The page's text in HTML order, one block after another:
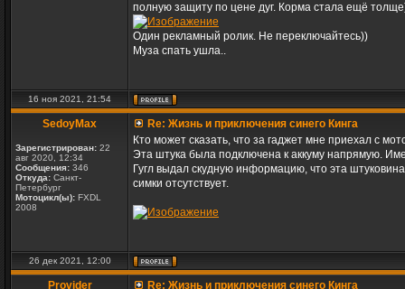
полную защиту по цене дуг. Корма стала ещё
Один рекламный ролик. Не переключайтесь))
Муза спать ушла..
16 ноя 2021, 21:54
SedoyMax
Зарегистрирован: 22
авг 2020, 12:34
Сообщения: 346
Откуда: Санкт-
Петербург
Мотоцикл(ы): FXDL
2008
Re: Жизнь и приключения синего Кинга
Кто может сказать, что за гаджет мне приехал с
Эта штука была подключена к аккуму напрямую.
Гугл выдал скудную информацию, что эта
симки отсутствует.
26 дек 2021, 12:00
Provider Re: Жизнь и приключения синего Кинга